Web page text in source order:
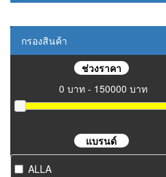
กรองสินค้า
ช่วงราคา
0 บาท - 150000 บาท
แบรนด์
ALLA